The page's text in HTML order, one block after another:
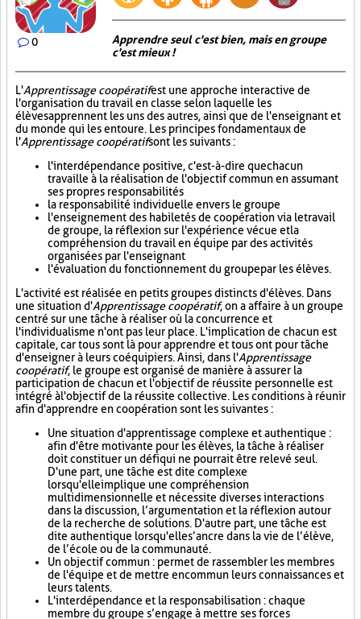
0
Apprendre seul c'est bien, mais en groupe
c'est mieux !
L'Apprentissage coopératifest une approche interactive de
l'organisation du travail en classe selon laquelle les
élèves apprennent les uns des autres, ainsi que de l'enseignant et
du monde qui les entoure. Les principes fondamentaux de
l'Apprentissage coopératifsont les suivants :
l'interdépendance positive, c'est-à-dire que chacun
travaille à la réalisation de l'objectif commun en assumant
ses propres responsabilités
la responsabilité individuelle envers le groupe
l'enseignement des habiletés de coopération via le travail
de groupe, la réflexion sur l'expérience vécue et la
compréhension du travail en équipe par des activités
organisées par l'enseignant
l'évaluation du fonctionnement du groupe par les élèves.
L'activité est réalisée en petits groupes distincts d'élèves. Dans
une situation d'Apprentissage coopératif, on a affaire à un groupe
centré sur une tâche à réaliser où la concurrence et
l'individualisme n'ont pas leur place. L'implication de chacun est
capitale, car tous sont là pour apprendre et tous ont pour tâche
d'enseigner à leurs coéquipiers. Ainsi, dans l'Apprentissage
coopératif, le groupe est organisé de manière à assurer la
participation de chacun et l'objectif de réussite personnelle est
intégré à l'objectif de la réussite collective. Les conditions à réunir
afin d'apprendre en coopération sont les suivantes :
Une situation d'apprentissage complexe et authentique :
afin d'être motivante pour les élèves, la tâche à réaliser
doit constituer un défi qui ne pourrait être relevé seul.
D'une part, une tâche est dite complexe
lorsqu'elle implique une compréhension
multidimensionnelle et nécessite diverses interactions
dans la discussion, l’argumentation et la réflexion autour
de la recherche de solutions. D'autre part, une tâche est
dite authentique lorsqu'elle s’ancre dans la vie de l’élève,
de l’école ou de la communauté.
Un objectif commun : permet de rassembler les membres
de l'équipe et de mettre en commun leurs connaissances et
leurs talents.
L'interdépendance et la responsabilisation : chaque
membre du groupe s’engage à mettre ses forces